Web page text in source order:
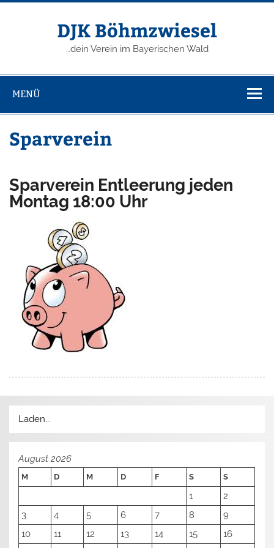
Zum
DJK Böhmzwiesel
…dein Verein im Bayerischen Wald
MENÜ
Sparverein
Sparverein Entleerung jeden
Montag 18:00 Uhr
Laden...
August 2026
M D M D F S S
1
2
3
4 5 6 7 8
9
10
11 12 13 14 15
16